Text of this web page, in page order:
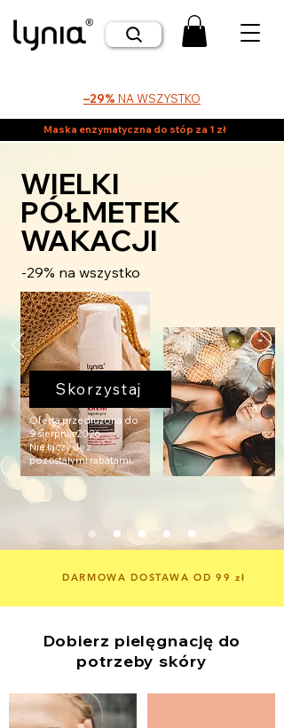
–29% NA WSZYSTKO
Maska enzymatyczna do stóp za 1 zł
WIELKI
PÓŁMETEK
WAKACJI
-29% na wszystko
Oferta przedłużona do
9 sierpnia 2026.
Nie łączy się z
pozostałymi rabatami.
Skorzystaj
DARMOWA DOSTAWA OD 99 zł
Dobierz pielęgnację do
potrzeby skóry